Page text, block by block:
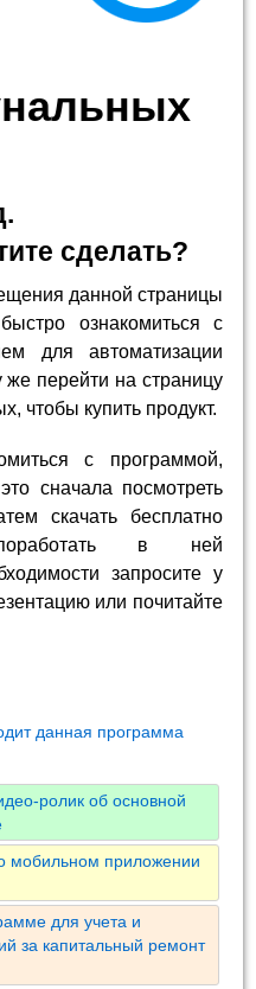
сделать?
данной страницы
ознакомиться с
для автоматизации
же перейти на страницу
чтобы купить продукт.
с программой,
сначала посмотреть
скачать бесплатно
в ней
запросите у
или почитайте
данная программа
ролик об основной
мобильном приложении
для учета и
за капитальный ремонт